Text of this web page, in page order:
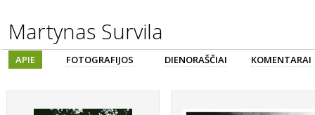
Martynas Survila
APIE FOTOGRAFIJOS DIENORAŠČIAI KOMENTARAI